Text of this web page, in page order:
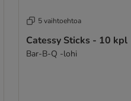
5 vaihtoehtoa
Catessy Sticks - 10 kpl
Bar-B-Q -lohi